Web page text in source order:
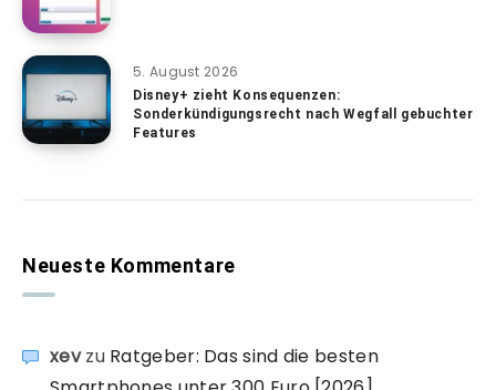
5. August 2026
Disney+ zieht Konsequenzen:
Sonderkündigungsrecht nach Wegfall gebuchter
Features
Neueste Kommentare
xevzu Ratgeber: Das sind die besten